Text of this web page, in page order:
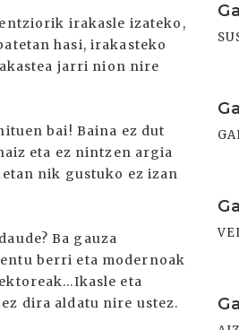
irakasle izateko,
hasi, irakasteko
jarri nion nire
bai! Baina ez dut
eta ez nintzen argia
nik gustuko ez izan
Ba gauza
berri eta modernoak
eta
dira aldatu nire ustez.